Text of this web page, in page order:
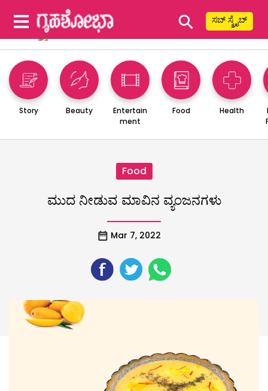
⚲ ಸಬ್ ಸ್ಕ್ರೈಬ್
Story Beauty
Entertain
ment
Food Health
Food
ಮುದ ನೀಡುವ ಮಾವಿನ ವ್ಯಂಜನಗಳು
Mar 7, 2022